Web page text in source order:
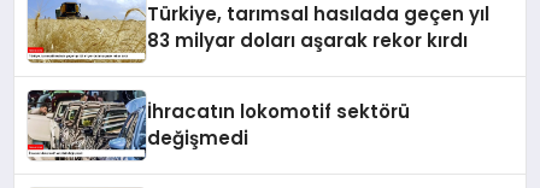
Türkiye, tarımsal hasılada geçen yıl
83 milyar doları aşarak rekor kırdı
İhracatın lokomotif sektörü
değişmedi